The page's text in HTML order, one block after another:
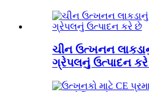
ચીન ઉત્ખનન
ગ્રેપલનું ઉત્પાદન